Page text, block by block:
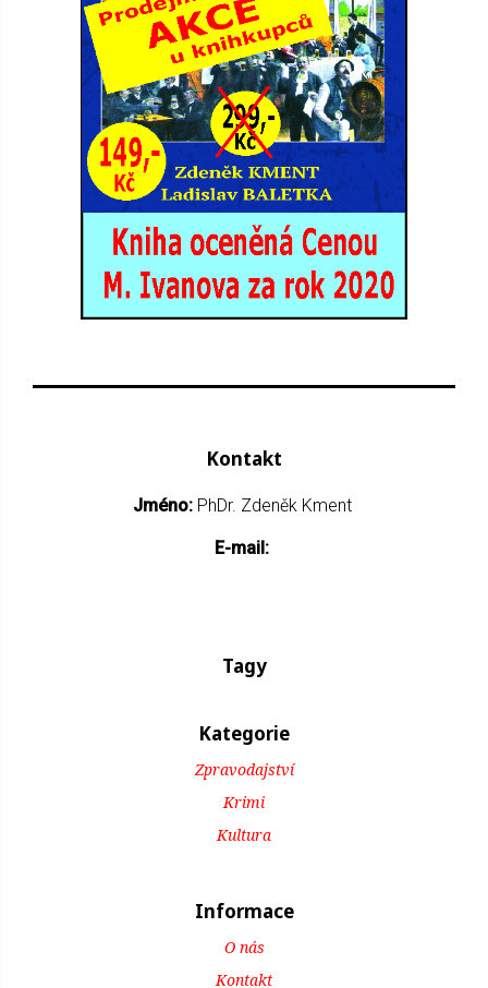
Kontakt
Jméno: PhDr. Zdeněk Kment
E-mail:
Tagy
Kategorie
Zpravodajství
Krimi
Kultura
Informace
O nás
Kontakt